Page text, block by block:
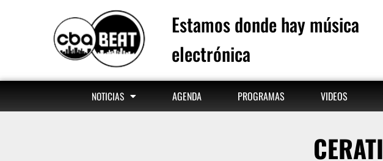
Estamos donde hay música
electrónica
NOTICIAS AGENDA PROGRAMAS VIDEOS
CERATI